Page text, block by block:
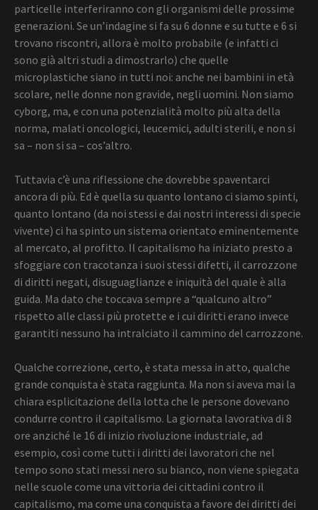
particelle interferiranno con gli organismi delle prossime
generazioni. Se un’indagine si fa su 6 donne e su tutte e 6 si
trovano riscontri, allora è molto probabile (e infatti ci
sono già altri studi a dimostrarlo) che quelle
microplastiche siano in tutti noi: anche nei bambini in età
scolare, nelle donne non gravide, negli uomini. Non siamo
cyborg, ma, e con una potenzialità molto più alta della
norma, malati oncologici, leucemici, adulti sterili, e non si
sa – non si sa – cos’altro.
Tuttavia c’è una riflessione che dovrebbe spaventarci
ancora di più. Ed è quella su quanto lontano ci siamo spinti,
quanto lontano (da noi stessi e dai nostri interessi di specie
vivente) ci ha spinto un sistema orientato eminentemente
al mercato, al profitto. Il capitalismo ha iniziato presto a
sfoggiare con tracotanza i suoi stessi difetti, il carrozzone
di diritti negati, disuguaglianze e iniquità del quale è alla
guida. Ma dato che toccava sempre a “qualcuno altro”
rispetto alle classi più protette e i cui diritti erano invece
garantiti nessuno ha intralciato il cammino del carrozzone.
Qualche correzione, certo, è stata messa in atto, qualche
grande conquista è stata raggiunta. Ma non si aveva mai la
chiara esplicitazione della lotta che le persone dovevano
condurre contro il capitalismo. La giornata lavorativa di 8
ore anziché le 16 di inizio rivoluzione industriale, ad
esempio, così come tutti i diritti dei lavoratori che nel
tempo sono stati messi nero su bianco, non viene spiegata
nelle scuole come una vittoria dei cittadini contro il
capitalismo, ma come una conquista a favore dei diritti dei